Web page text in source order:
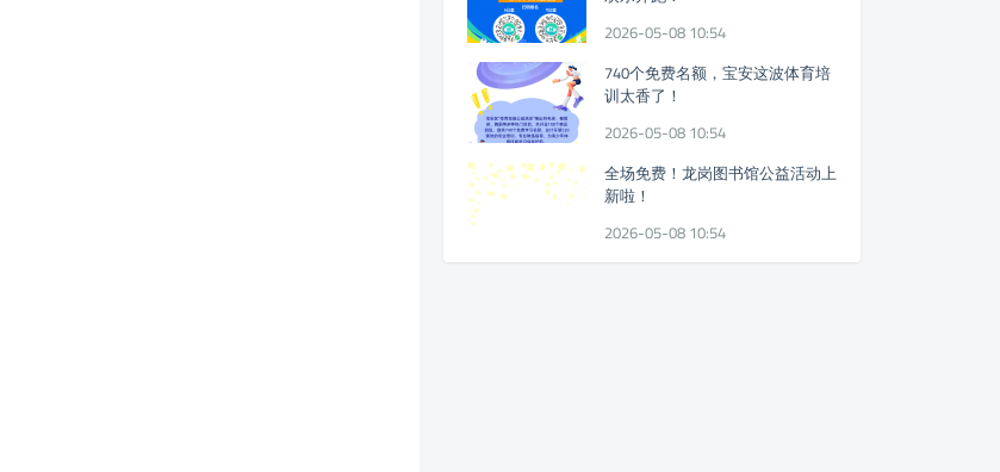
2026-05-08 10:54
740个免费名额，宝安这波体育培
训太香了！
2026-05-08 10:54
全场免费！龙岗图书馆公益活动上
新啦！
2026-05-08 10:54